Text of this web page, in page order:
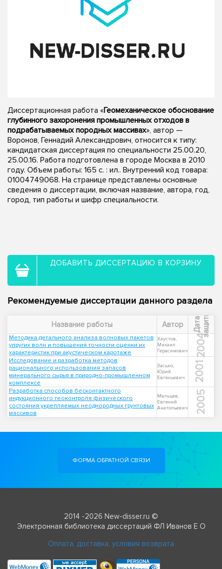
Диссертационная работа «Геомеханическое обоснование
глубинного захоронения промышленных отходов в
подрабатываемых породных массивах», автор —
Воронов, Геннадий Александрович, относится к типу:
кандидатская диссертация по специальности 25.00.20,
25.00.16. Работа подготовлена в городе Москва в 2010
году. Объем работы: 165 с. : ил.. Внутренний код товара:
01004749068. На странице представлены основные
сведения о диссертации, включая название, автора, год,
город, тип работы и шифр специальности.
ДОБАВИТЬ ДИССЕРТАЦИЮ В КОРЗИНУ
Рекомендуемые диссертации данного раздела
Название работы Автор Д
а
т
а
з
а
щ
и
т ы
Методика детального анализа волновых пакетов
упругих волн и повышения точности оценки их
характеристик при акустическом каротаже
Хаустов,
Михаил
Герасимович
2004
Исследование и разработка методов
рационального использования запасов
минерального сырья в природно-промышленном
комплексе
Засько,
Юрий
Евгеньевич
2001
Разработка способов бесконтактного
индукционного геоконтроля физического
состояния укрепляемых неоднородных грунтовых
массивов
Мальцев,
Евгений
Анатольевич
2005
ФОРМА ОБРАТНОЙ СВЯЗИ
2014 -2026 New-disser.ru ©
Электронная библиотека диссертаций ФЛ Иванов Е О
Оплата, доставка, условия возврата